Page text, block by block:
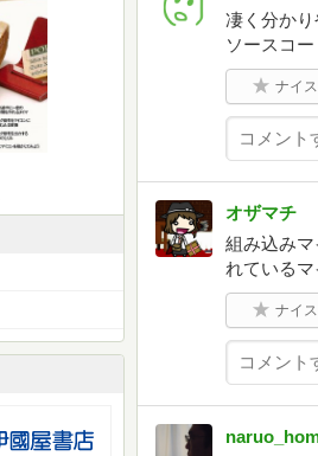
凄く分か
ソースコー
ナイス
オザマチ
組み込み
れている
ナイス